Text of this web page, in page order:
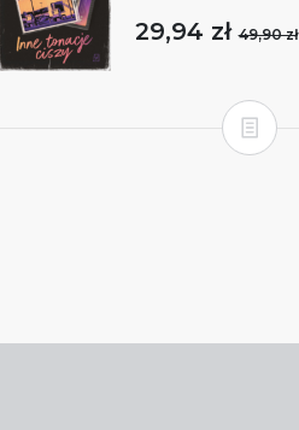
29,94 zł49,90 zł